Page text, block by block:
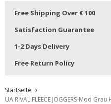
Free Shipping Over € 100
Satisfaction Guarantee
1-2 Days Delivery
Free Return Policy
Startseite
UA RIVAL FLEECE JOGGERS-Mod